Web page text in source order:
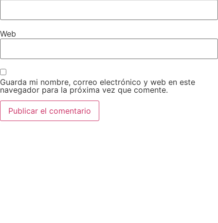
Web
Guarda mi nombre, correo electrónico y web en este
navegador para la próxima vez que comente.